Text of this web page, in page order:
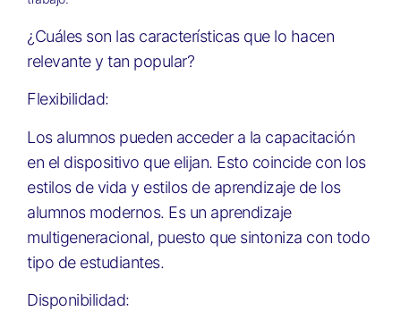
¿Cuáles son las características que lo hacen
relevante y tan popular?
Flexibilidad:
Los alumnos pueden acceder a la capacitación
en el dispositivo que elijan. Esto coincide con los
estilos de vida y estilos de aprendizaje de los
alumnos modernos. Es un aprendizaje
multigeneracional, puesto que sintoniza con todo
tipo de estudiantes.
Disponibilidad: